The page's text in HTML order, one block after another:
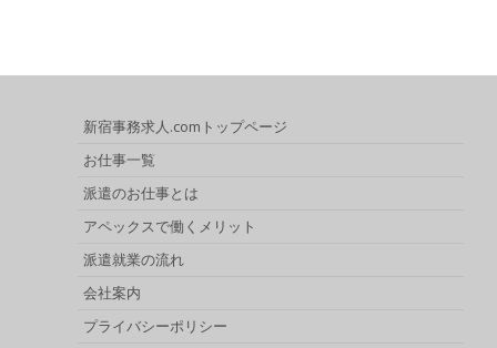
新宿事務求人.comトップページ
お仕事一覧
派遣のお仕事とは
アペックスで働くメリット
派遣就業の流れ
会社案内
プライバシーポリシー